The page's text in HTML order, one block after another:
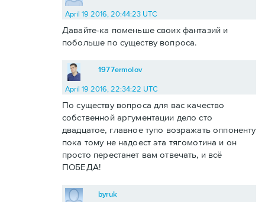
April 19 2016, 20:44:23 UTC
Давайте-ка поменьше своих фантазий и
побольше по существу вопроса.
1977ermolov
April 19 2016, 22:34:22 UTC
По существу вопроса для вас качество
собственной аргументации дело сто
двадцатое, главное тупо возражать оппоненту
пока тому не надоест эта тягомотина и он
просто перестанет вам отвечать, и всё
ПОБЕДА!
byruk